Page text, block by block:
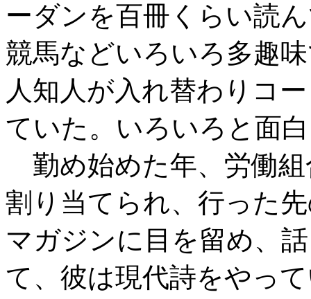
ーダンを百冊くらい読
競馬などいろいろ多趣
人知人が入れ替わりコ
ていた。いろいろと面
勤め始めた年、労働組
割り当てられ、行った
マガジンに目を留め、
て、彼は現代詩をやっ